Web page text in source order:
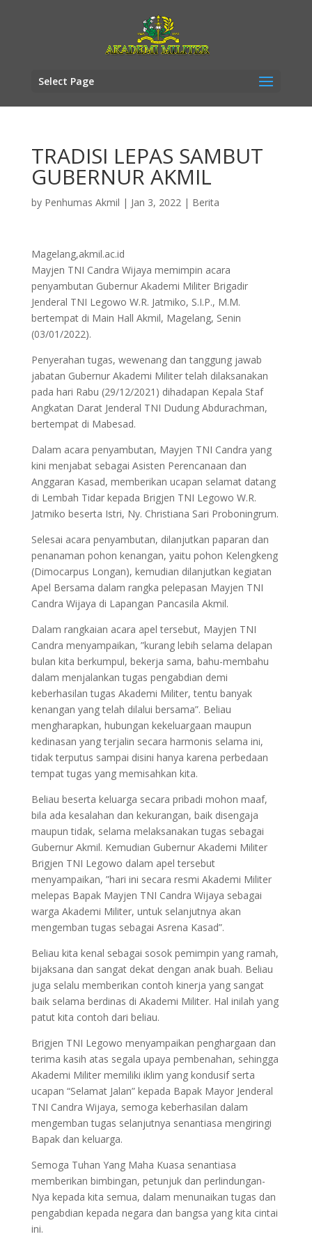
Select Page
TRADISI LEPAS SAMBUT
GUBERNUR AKMIL
by Penhumas Akmil | Jan 3, 2022| Berita
Magelang,akmil.ac.id
Mayjen TNI Candra Wijaya memimpin acara
penyambutan Gubernur Akademi Militer Brigadir
Jenderal TNI Legowo W.R. Jatmiko, S.I.P., M.M.
bertempat di Main Hall Akmil, Magelang, Senin
(03/01/2022).
Penyerahan tugas, wewenang dan tanggung jawab
jabatan Gubernur Akademi Militer telah dilaksanakan
pada hari Rabu (29/12/2021) dihadapan Kepala Staf
Angkatan Darat Jenderal TNI Dudung Abdurachman,
bertempat di Mabesad.
Dalam acara penyambutan, Mayjen TNI Candra yang
kini menjabat sebagai Asisten Perencanaan dan
Anggaran Kasad, memberikan ucapan selamat datang
di Lembah Tidar kepada Brigjen TNI Legowo W.R.
Jatmiko beserta Istri, Ny. Christiana Sari Proboningrum.
Selesai acara penyambutan, dilanjutkan paparan dan
penanaman pohon kenangan, yaitu pohon Kelengkeng
(Dimocarpus Longan), kemudian dilanjutkan kegiatan
Apel Bersama dalam rangka pelepasan Mayjen TNI
Candra Wijaya di Lapangan Pancasila Akmil.
Dalam rangkaian acara apel tersebut, Mayjen TNI
Candra menyampaikan, ”kurang lebih selama delapan
bulan kita berkumpul, bekerja sama, bahu-membahu
dalam menjalankan tugas pengabdian demi
keberhasilan tugas Akademi Militer, tentu banyak
kenangan yang telah dilalui bersama”. Beliau
mengharapkan, hubungan kekeluargaan maupun
kedinasan yang terjalin secara harmonis selama ini,
tidak terputus sampai disini hanya karena perbedaan
tempat tugas yang memisahkan kita.
Beliau beserta keluarga secara pribadi mohon maaf,
bila ada kesalahan dan kekurangan, baik disengaja
maupun tidak, selama melaksanakan tugas sebagai
Gubernur Akmil. Kemudian Gubernur Akademi Militer
Brigjen TNI Legowo dalam apel tersebut
menyampaikan, ”hari ini secara resmi Akademi Militer
melepas Bapak Mayjen TNI Candra Wijaya sebagai
warga Akademi Militer, untuk selanjutnya akan
mengemban tugas sebagai Asrena Kasad”.
Beliau kita kenal sebagai sosok pemimpin yang ramah,
bijaksana dan sangat dekat dengan anak buah. Beliau
juga selalu memberikan contoh kinerja yang sangat
baik selama berdinas di Akademi Militer. Hal inilah yang
patut kita contoh dari beliau.
Brigjen TNI Legowo menyampaikan penghargaan dan
terima kasih atas segala upaya pembenahan, sehingga
Akademi Militer memiliki iklim yang kondusif serta
ucapan “Selamat Jalan” kepada Bapak Mayor Jenderal
TNI Candra Wijaya, semoga keberhasilan dalam
mengemban tugas selanjutnya senantiasa mengiringi
Bapak dan keluarga.
Semoga Tuhan Yang Maha Kuasa senantiasa
memberikan bimbingan, petunjuk dan perlindungan-
Nya kepada kita semua, dalam menunaikan tugas dan
pengabdian kepada negara dan bangsa yang kita cintai
ini.